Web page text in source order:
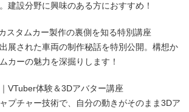
建設分野に興味のある方におすすめ！
スタムカー製作の裏側を知る特別講座
展された車両の制作秘話を特別公開。構想か
カーの魅力を深掘りします！
VTuber体験＆3Dアバター講座
プチャー技術で、自分の動きがそのまま3Dア